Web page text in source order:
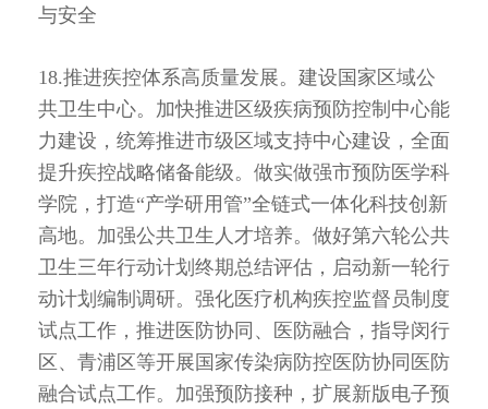
与安全
18.推进疾控体系高质量发展。建设国家区域公
共卫生中心。加快推进区级疾病预防控制中心能
力建设，统筹推进市级区域支持中心建设，全面
提升疾控战略储备能级。做实做强市预防医学科
学院，打造“产学研用管”全链式一体化科技创新
高地。加强公共卫生人才培养。做好第六轮公共
卫生三年行动计划终期总结评估，启动新一轮行
动计划编制调研。强化医疗机构疾控监督员制度
试点工作，推进医防协同、医防融合，指导闵行
区、青浦区等开展国家传染病防控医防协同医防
融合试点工作。加强预防接种，扩展新版电子预